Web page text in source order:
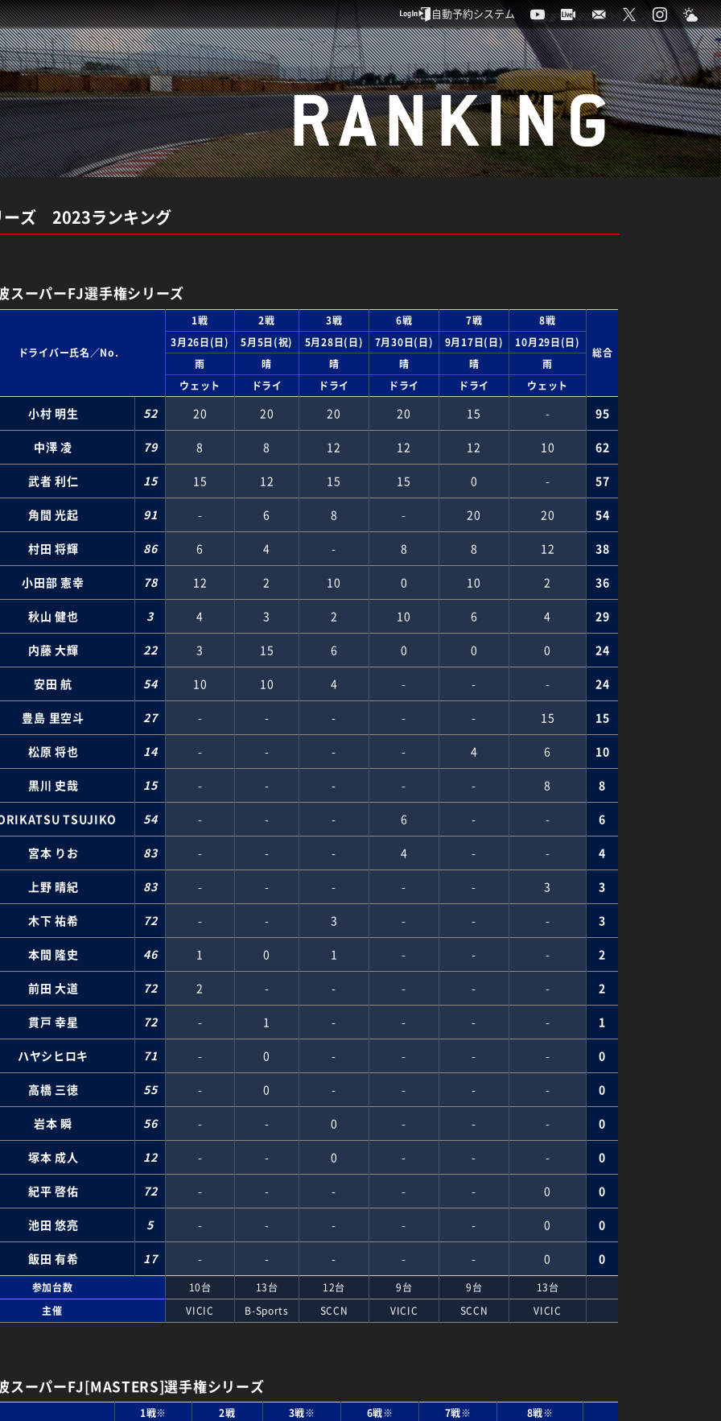
自動予約システム
RANKING
ーズ 2023ランキング
スーパーFJ選手権シリーズ
ドライバー氏名／No.
1戦 2戦 3戦 6戦 7戦 8戦
総合
3月26日(日) 5月5日(祝) 5月28日(日) 7月30日(日) 9月17日(日)
10月29日(日)
雨
晴 晴 晴 晴
雨
ウェット
ドライ ドライ ドライ ドライ ウェット
小村 明生 52 20 20 20 20 15 - 95
中澤 凌 79 8 8 12 12 12 10 62
武者 利仁 15 15 12 15 15 0 - 57
角間 光起 91 - 6 8 - 20 20 54
村田 将輝 86 6 4 - 8 8 12 38
小田部 憲幸 78 12 2 10 0 10 2 36
秋山 健也 3 4 3 2 10 6 4 29
内藤 大輝 22 3 15 6 0 0 0 24
安田 航 54 10 10 4 - - - 24
豊島 里空斗 27 - - - - - 15 15
松原 将也 14 - - - - 4 6 10
黒川 史哉 15 - - - - - 8 8
TSUJIKO 54 - - - 6 - - 6
宮本 りお 83 - - - 4 - - 4
上野 晴紀 83 - - - - - 3 3
木下 祐希 72 - - 3 - - - 3
本間 隆史 46 1 0 1 - - - 2
前田 大道 72 2 - - - - - 2
貫戸 幸星 72 - 1 - - - - 1
ハヤシヒロキ 71 - 0 - - - - 0
高橋 三徳 55 - 0 - - - - 0
岩本 瞬 56 - - 0 - - - 0
塚本 成人 12 - - 0 - - - 0
紀平 啓佑 72 - - - - - 0 0
池田 悠亮 5 - - - - - 0 0
飯田 有希 17 - - - - - 0 0
参加台数 10台 13台 12台 9台 9台
13台
主催
VICIC B-Sports SCCN VICIC SCCN VICIC
スーパーFJ[MASTERS]選手権シリーズ
1戦※ 2戦 3戦※ 6戦※ 7戦※ 8戦※